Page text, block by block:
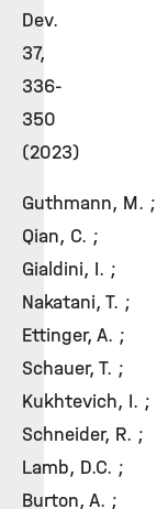
Dev.
37,
336-
350
(2023)
Guthmann, M. ;
Qian, C. ;
Gialdini, I. ;
Nakatani, T. ;
Ettinger, A. ;
Schauer, T. ;
Kukhtevich, I. ;
Schneider, R. ;
Lamb, D.C. ;
Burton, A. ;